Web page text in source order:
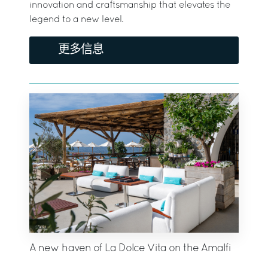
innovation and craftsmanship that elevates the
legend to a new level.
更多信息
A new haven of La Dolce Vita on the Amalfi